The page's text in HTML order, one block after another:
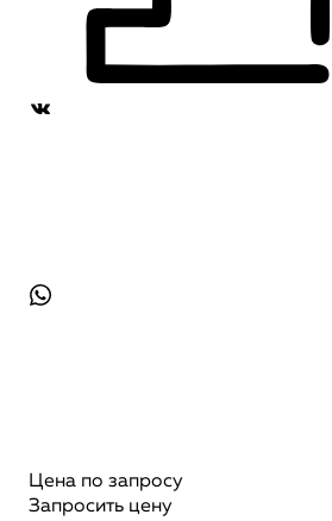
Цена по запросу
Запросить цену